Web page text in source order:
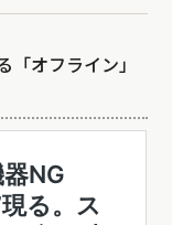
「オフライン」